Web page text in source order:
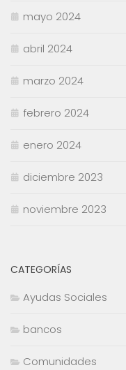
mayo 2024
abril 2024
marzo 2024
febrero 2024
enero 2024
diciembre 2023
noviembre 2023
CATEGORÍAS
Ayudas Sociales
bancos
Comunidades